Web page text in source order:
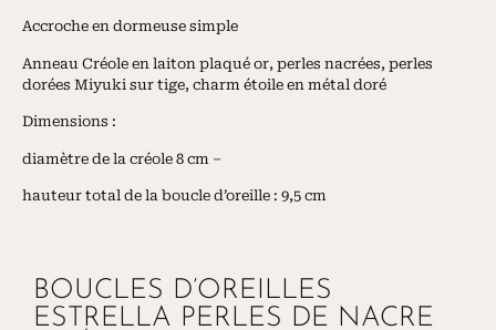
BOUCLES D’OREILLES
ESTRELLA PERLES DE NACRE
Accroche en dormeuse simple
Anneau Créole en laiton plaqué or, perles nacrées, perles
dorées Miyuki sur tige, charm étoile en métal doré
Dimensions :
diamètre de la créole 8 cm –
hauteur total de la boucle d’oreille : 9,5 cm